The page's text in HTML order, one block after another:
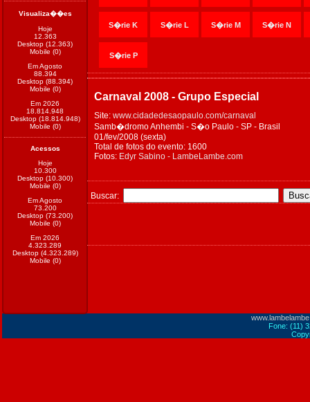
Visualiza��es
Hoje
12.363
Desktop (12.363)
Mobile (0)
Em Agosto
88.394
Desktop (88.394)
Mobile (0)
Em 2026
18.814.948
Desktop (18.814.948)
Mobile (0)
Acessos
Hoje
10.300
Desktop (10.300)
Mobile (0)
Em Agosto
73.200
Desktop (73.200)
Mobile (0)
Em 2026
4.323.289
Desktop (4.323.289)
Mobile (0)
S�rie K S�rie L S�rie M S�rie N
S�rie P
Carnaval 2008 - Grupo Especial
Site: www.cidadedesaopaulo.com/carnaval
Samb�dromo Anhembi - S�o Paulo - SP - Brasil
01/fev/2008 (sexta)
Total de fotos do evento: 1600
Fotos: Edyr Sabino - LambeLambe.com
Buscar:
Fone: (11)